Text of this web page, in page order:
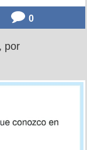
0
por